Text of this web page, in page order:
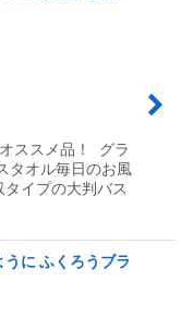
ススメ品！ グラ
タオル毎日のお風
イプの大判バス
に ふくろうブラ